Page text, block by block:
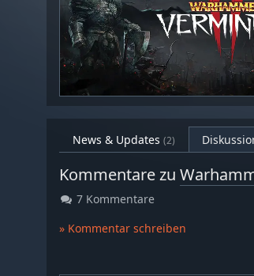
News & Updates (2)
Kommentare zu
7 Kommentare
» Kommentar schreiben